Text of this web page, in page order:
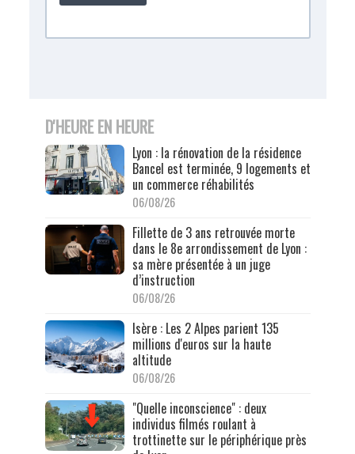
D'HEURE EN HEURE
Lyon : la rénovation de la résidence
Bancel est terminée, 9 logements et
un commerce réhabilités
06/08/26
Fillette de 3 ans retrouvée morte
dans le 8e arrondissement de Lyon :
sa mère présentée à un juge
d’instruction
06/08/26
Isère : Les 2 Alpes parient 135
millions d'euros sur la haute
altitude
06/08/26
"Quelle inconscience" : deux
individus filmés roulant à
trottinette sur le périphérique près